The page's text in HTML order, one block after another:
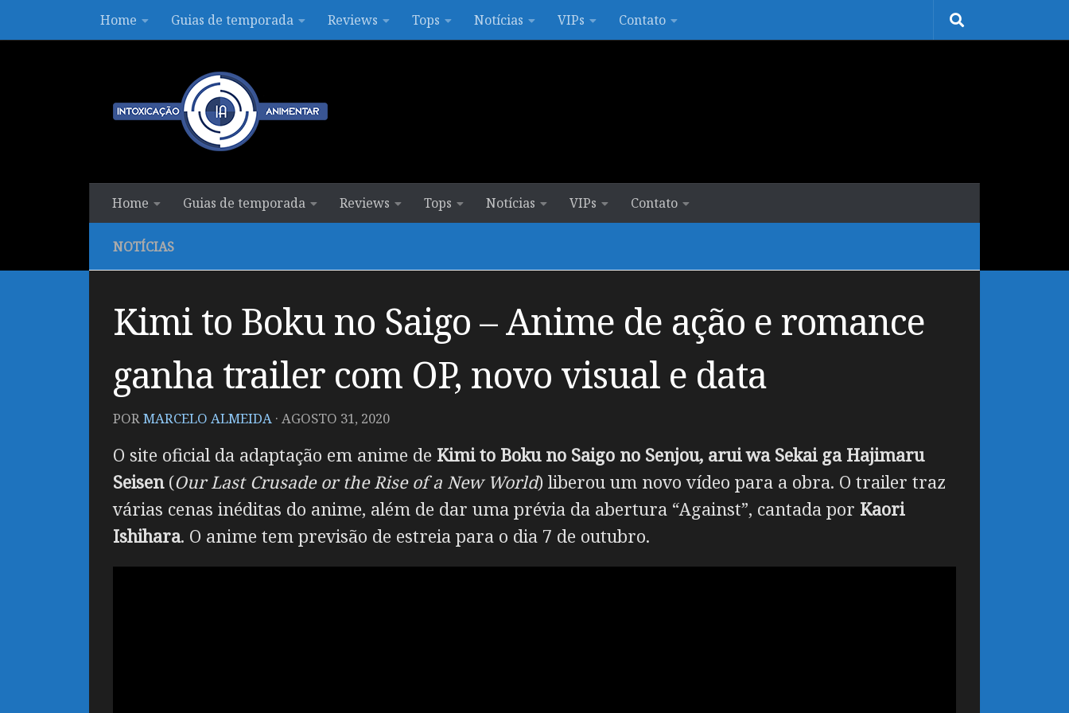
Skip to contentHome Guias de temporada Reviews Tops Notícias VIPs Contato
Home Guias de temporada Reviews Tops Notícias VIPs Contato
NOTÍCIAS
Kimi to Boku no Saigo – Anime de ação e romance
ganha trailer com OP, novo visual e data
PORMARCELO ALMEIDA · AGOSTO 31, 2020
O site oficial da adaptação em anime de Kimi to Boku no Saigo no Senjou, arui wa Sekai ga Hajimaru
Seisen(Our Last Crusade or the Rise of a New World) liberou um novo vídeo para a obra. O trailer traz
várias cenas inéditas do anime, além de dar uma prévia da abertura “Against”, cantada por Kaori
Ishihara. O anime tem previsão de estreia para o dia 7 de outubro.